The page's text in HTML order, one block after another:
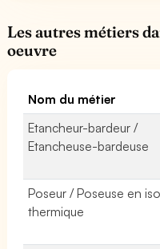
Les autres métiers
oeuvre
Nom du métier
Etancheur-bardeur /
Etancheuse-bardeuse
Poseur / Poseuse en
thermique